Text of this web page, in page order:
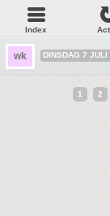
Index
wk DINSDAG 7 JULI
1 2